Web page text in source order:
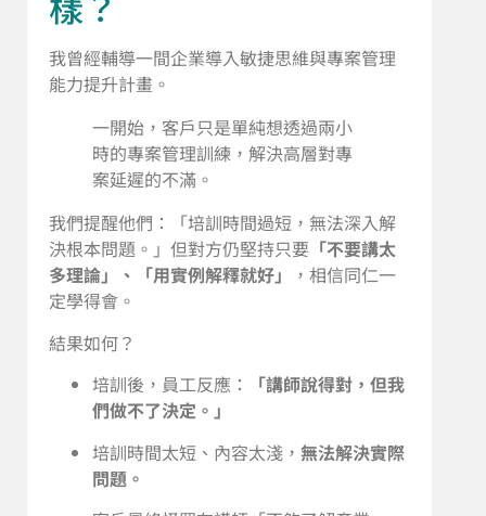
我曾經輔導一間企業導入敏捷思維與專案管理
能力提升計畫。
一開始，客戶只是單純想透過兩小
時的專案管理訓練，解決高層對專
案延遲的不滿。
我們提醒他們：「培訓時間過短，無法深入解
決根本問題。」但對方仍堅持只要 「不要講太
多理論」、「用實例解釋就好」
，相信同仁一
定學得會。
結果如何？
培訓後，員工反應：
「講師說得對，但我
們做不了決定。」
培訓時間太短、內容太淺， 無法解決實際
問題。